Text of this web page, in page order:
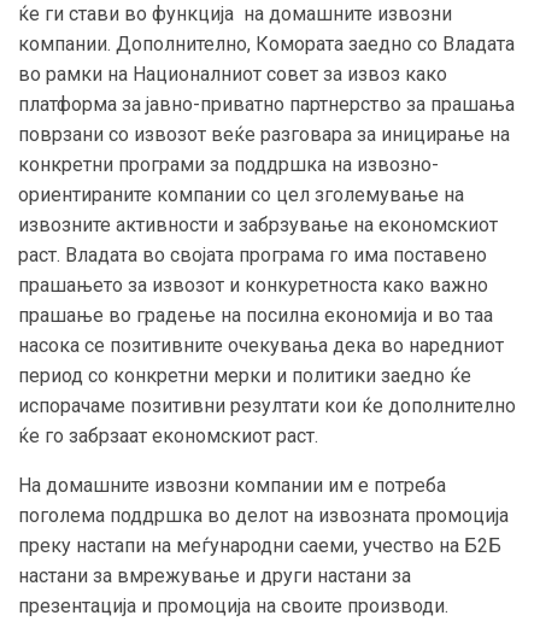
ќе ги стави во функција на домашните извозни
компании. Дополнително, Комората заедно со Владата
во рамки на Националниот совет за извоз како
платформа за јавно-приватно партнерство за прашања
поврзани со извозот веќе разговара за иницирање на
конкретни програми за поддршка на извозно-
ориентираните компании со цел зголемување на
извозните активности и забрзување на економскиот
раст. Владата во својата програма го има поставено
прашањето за извозот и конкуретноста како важно
прашање во градење на посилна економија и во таа
насока се позитивните очекувања дека во наредниот
период со конкретни мерки и политики заедно ќе
испорачаме позитивни резултати кои ќе дополнително
ќе го забрзаат економскиот раст.
На домашните извозни компании им е потреба
поголема поддршка во делот на извозната промоција
преку настапи на меѓународни саеми, учество на Б2Б
настани за вмрежување и други настани за
презентација и промоција на своите производи.